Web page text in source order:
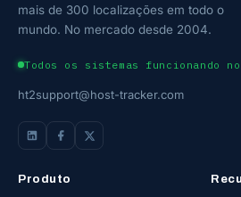
mais de 300 localizações em todo o
mundo. No mercado desde 2004.
Todos os sistemas funcionando
ht2support@host-tracker.com
Produto